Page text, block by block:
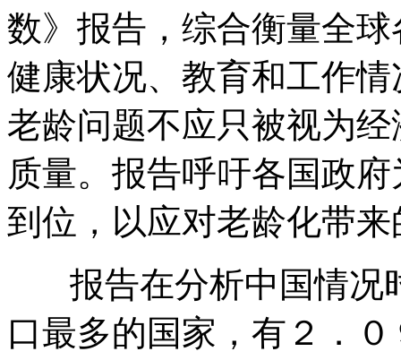
数》报告，综合衡量全
健康状况、教育和工作
老龄问题不应只被视为
质量。报告呼吁各国政
到位，以应对老龄化带
报告在分析中国情况
口最多的国家，有２．